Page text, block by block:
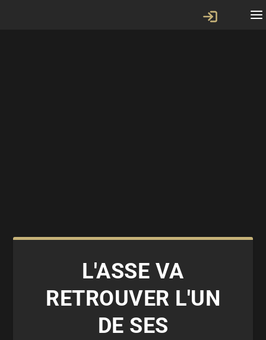
L'ASSE VA
RETROUVER L'UN
DE SES